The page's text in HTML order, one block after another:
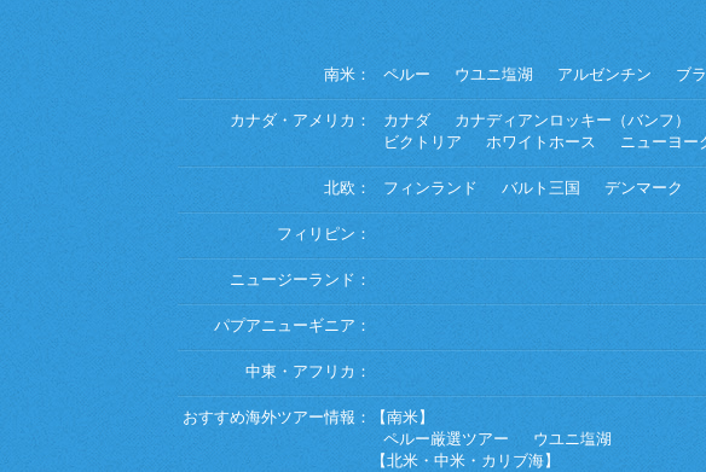
南米： ペルー ウユニ塩湖 アルゼンチン ブ
カナダ・アメリカ： カナダ カナディアンロッキー（バンフ）
ビクトリア
ホワイトホース ニューヨー
北欧： フィンランド バルト三国 デンマーク
フィリピン：
ニュージーランド：
パプアニューギニア：
中東・アフリカ：
おすすめ海外ツアー情報：
【南米】
ペルー厳選ツアー
ウユニ塩湖
【北米・中米・カリブ海】